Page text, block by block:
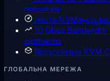
покоління
Чисте NVMe-
10 Gbps Bandwidth
здатністю
Віртуалізація KVM
ГЛОБАЛЬНА МЕРЕЖА